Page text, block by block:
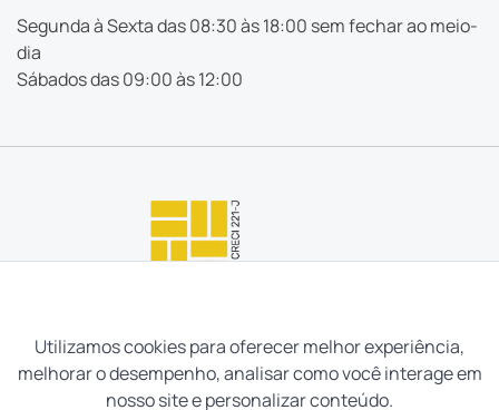
Segunda à Sexta das 08:30 às 18:00 sem fechar ao meio-
dia
Sábados das 09:00 às 12:00
Utilizamos cookies para oferecer melhor experiência,
melhorar o desempenho, analisar como você interage em
nosso site e personalizar conteúdo.